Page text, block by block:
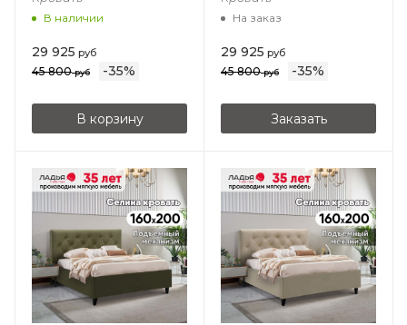
В наличии
29 925 руб
45 800руб -35%
В корзину
На заказ
29 925 руб
45 800руб -35%
Заказать